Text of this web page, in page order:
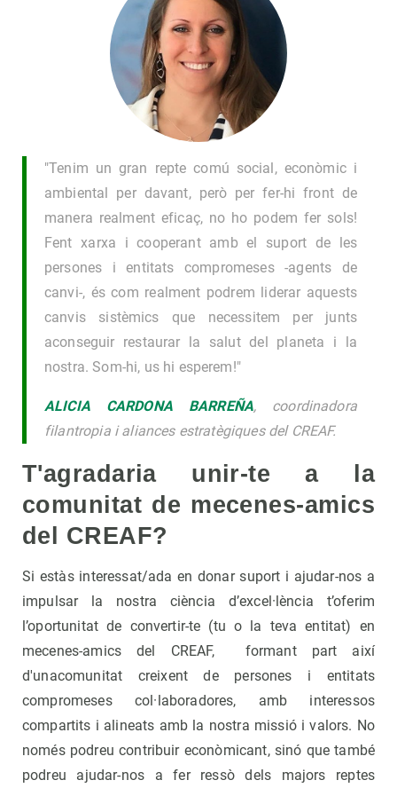
"Tenim un gran repte comú social, econòmic i
ambiental per davant, però per fer-hi front de
manera realment eficaç, no ho podem fer sols!
Fent xarxa i cooperant amb el suport de les
persones i entitats compromeses -agents de
canvi-, és com realment podrem liderar aquests
canvis sistèmics que necessitem per junts
aconseguir restaurar la salut del planeta i la
nostra. Som-hi, us hi esperem!"
ALICIA CARDONA BARREÑA, coordinadora
filantropia i aliances estratègiques del CREAF.
T'agradaria unir-te a la
comunitat de mecenes-amics
del CREAF?
Si estàs interessat/ada en donar suport i ajudar-nos a
impulsar la nostra ciència d’excel·lència t’oferim
l’oportunitat de convertir-te (tu o la teva entitat) en
mecenes-amics del CREAF, formant part així
d'unacomunitat creixent de persones i entitats
compromeses col·laboradores, amb interessos
compartits i alineats amb la nostra missió i valors. No
només podreu contribuir econòmicant, sinó que també
podreu ajudar-nos a fer ressò dels majors reptes